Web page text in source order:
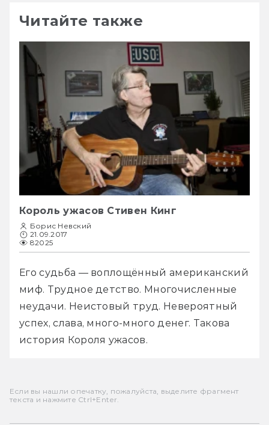
Читайте также
Король ужасов Стивен Кинг
Борис Невский
21.09.2017
82025
Его судьба — воплощённый американский
миф. Трудное детство. Многочисленные
неудачи. Неистовый труд. Невероятный
успех, слава, много-много денег. Такова
история Короля ужасов.
Если вы нашли опечатку, пожалуйста, выделите фрагмент
текста и нажмите Ctrl+Enter.